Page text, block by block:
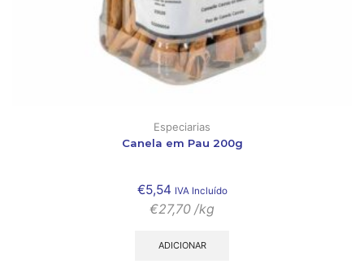
Especiarias
Canela em Pau 200g
€5,54 IVA Incluído
€27,70 /kg
ADICIONAR